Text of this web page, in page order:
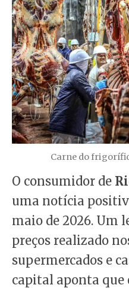
Carne do
O consumidor de
uma notícia
maio de 2026. Um
preços realizado
supermercados e
capital aponta que